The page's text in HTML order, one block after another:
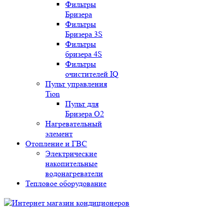
Фильтры
Бризера
Фильтры
Бризера 3S
Фильтры
бризера 4S
Фильтры
очистителей IQ
Пульт управления
Tion
Пульт для
Бризера O2
Нагревательный
элемент
Отопление и ГВС
Электрические
накопительные
водонагреватели
Тепловое оборудование